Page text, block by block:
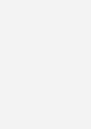
hat sich ein
Politik und